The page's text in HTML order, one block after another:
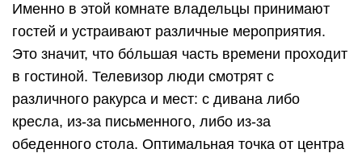
Именно в этой комнате владельцы принимают
гостей и устраивают различные мероприятия.
Это значит, что бо́льшая часть времени проходит
в гостиной. Телевизор люди смотрят с
различного ракурса и мест: с дивана либо
кресла, из-за письменного, либо из-за
обеденного стола. Оптимальная точка от центра